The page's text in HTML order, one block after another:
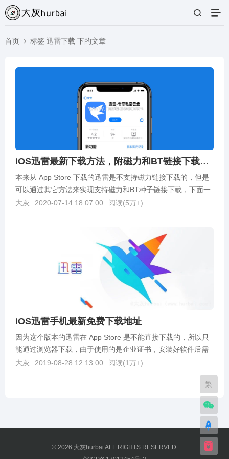
首页 标签 迅雷下载 下的文章
iOS迅雷最新下载方法，附磁力和BT链接下载教程
本来从 App Store 下载的迅雷是不支持磁力链接下载的，但是
可以通过其它方法来实现支持磁力和BT种子链接下载，下面一
起来看下吧。迅雷下载直接在 App S...
大灰 2020-07-14 18:07:00 阅读(5万+)
iOS迅雷手机最新免费下载地址
因为这个版本的迅雷在 App Store 是不能直接下载的，所以只
能通过浏览器下载，由于使用的是企业证书，安装好软件后需
要信任才能使用，打开「设置」→「通用」→...
大灰 2019-08-28 12:13:00 阅读(1万+)
© 2026 大灰hurbai ALL RIGHTS RESERVED.
繁